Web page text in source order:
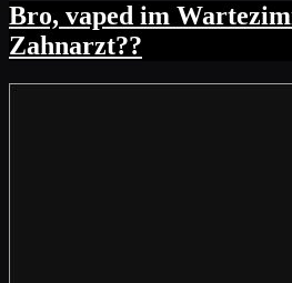
Bro, vaped im
Zahnarzt??